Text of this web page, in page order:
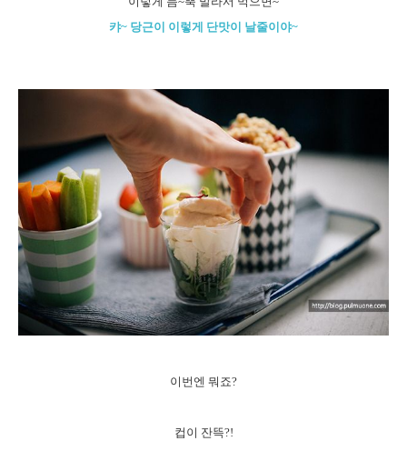
캬~ 당근이 이렇게 단맛이 날줄이야~
이번엔 뭐죠?
컵이 잔뜩?!